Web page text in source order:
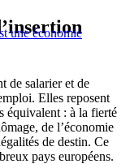
une économie
de salarier et de
Elles reposent
équivalent : à la fierté
de l’économie
de destin. Ce
pays européens.